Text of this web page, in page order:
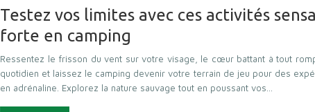
Testez vos limites avec ces activités
forte en camping
Ressentez le frisson du vent sur votre visage, le cœur battant à tout
quotidien et laissez le camping devenir votre terrain de jeu pour des
en adrénaline. Explorez la nature sauvage tout en poussant vos…